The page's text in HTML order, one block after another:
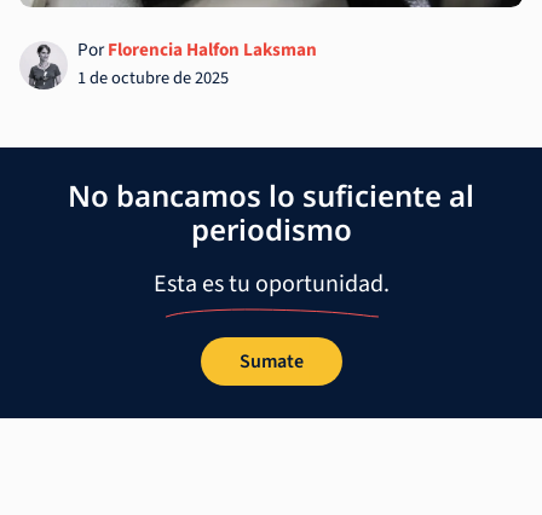
PorFlorencia Halfon Laksman
1 de octubre de 2025
No bancamos lo suficiente al
periodismo
Esta es tu oportunidad.
Sumate